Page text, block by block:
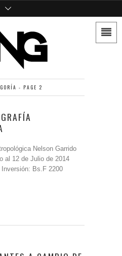
- PAGE 2
Nelson Garrido
al 12 de Julio de 2014
Inversión: Bs.F 2200